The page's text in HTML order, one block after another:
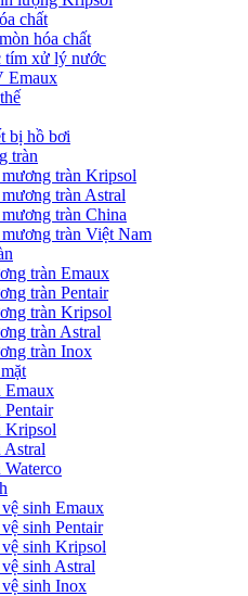
chất
hóa chất
tím xử lý nước
Emaux
bị hồ bơi
tràn
tràn Kripsol
tràn Astral
tràn China
tràn Việt Nam
tràn Emaux
tràn Pentair
tràn Kripsol
tràn Astral
tràn Inox
Emaux
Kripsol
Astral
sinh Emaux
sinh Pentair
sinh Kripsol
sinh Astral
sinh Inox